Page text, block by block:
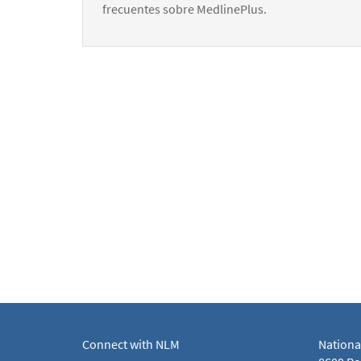
frecuentes sobre MedlinePlus.
Connect with NLM